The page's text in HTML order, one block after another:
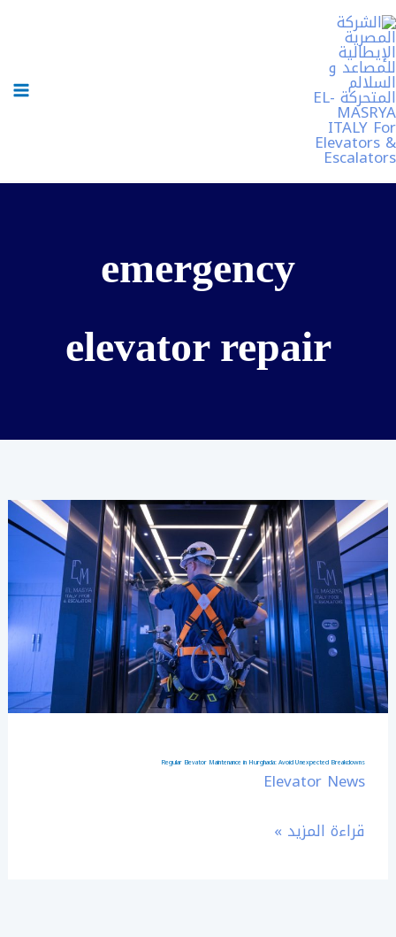
تخطي
إلى
المحتوى
emergency
elevator repair
Regular Elevator Maintenance in Hurghada: Avoid Unexpected Breakdowns
Elevator News
Regular
Elevator
Maintenance
in
Hurghada:
Avoid
Unexpected
Breakdowns
قراءة المزيد »